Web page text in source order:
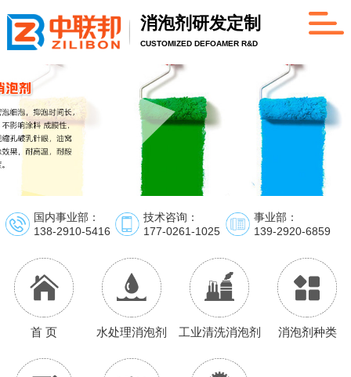
消泡剂研发定制
CUSTOMIZED DEFOAMER R&D
国内事业部：
138-2910-5416
技术咨询：
177-0261-1025
事业部：
139-2920-6859
首 页 水处理消泡剂 工业清洗消泡剂 消泡剂种类